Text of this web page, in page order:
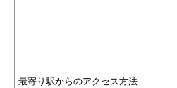
最寄り駅からのアクセス方法